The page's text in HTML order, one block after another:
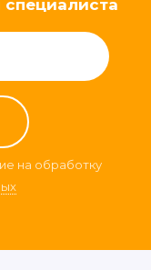
специалиста
на обработку